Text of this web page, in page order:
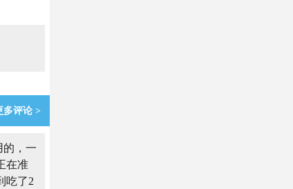
多评论 >
的，一
在准
吃了2